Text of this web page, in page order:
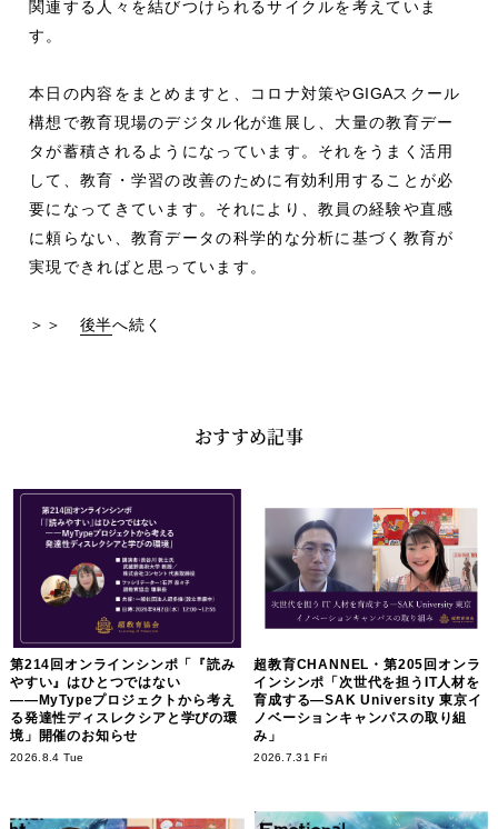
関連する人々を結びつけられるサイクルを考えていま
す。
本日の内容をまとめますと、コロナ対策やGIGAスクール
構想で教育現場のデジタル化が進展し、大量の教育デー
タが蓄積されるようになっています。それをうまく活用
して、教育・学習の改善のために有効利用することが必
要になってきています。それにより、教員の経験や直感
に頼らない、教育データの科学的な分析に基づく教育が
実現できればと思っています。
＞＞ 後半へ続く
おすすめ記事
第214回オンラインシンポ「『読み
やすい』はひとつではない
――MyTypeプロジェクトから考え
る発達性ディスレクシアと学びの環
境」開催のお知らせ
2026.8.4 Tue
超教育CHANNEL・第205回オンラ
インシンポ「次世代を担うIT人材を
育成する―SAK University 東京イ
ノベーションキャンパスの取り組
み」
2026.7.31 Fri